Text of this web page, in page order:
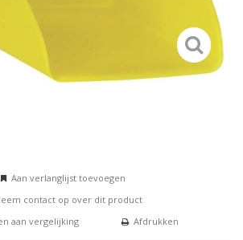
Aan verlanglijst toevoegen
contact op over dit product
aan vergelijking
Afdrukken